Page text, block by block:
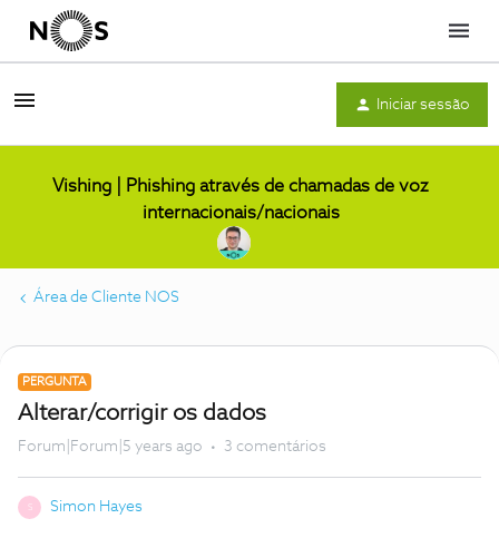
Menu
Iniciar sessão
Vishing | Phishing através de chamadas de voz
internacionais/nacionais
Área de Cliente NOS
PERGUNTA
Alterar/corrigir os dados
Forum|Forum|5 years ago 3 comentários
S Simon Hayes